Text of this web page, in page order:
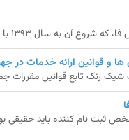
نام برند«سامانه شیک» بازمی‌گردد،...
و قوانین ارائه خدمات در
رنک تابع قوانین مقررات
نام کننده باید حقیقی